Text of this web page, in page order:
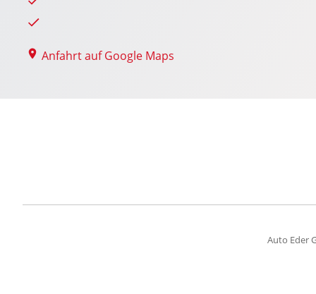
Anfahrt auf Google Maps
Auto Eder